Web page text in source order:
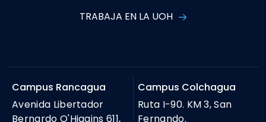
TRABAJA EN LA UOH
Campus Rancagua
Avenida Libertador
Bernardo O'Higgins 611,
Campus Colchagua
Ruta I-90. KM 3, San
Fernando.